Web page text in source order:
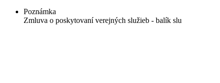
Poznámka
Zmluva o poskytovaní verejných služieb - balík slu